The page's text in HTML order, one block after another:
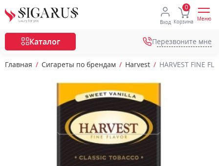
Вход Корзина Меню
Каталог Перезвоните мне
Главная Сигареты по брендам Harvest HARVEST FINE